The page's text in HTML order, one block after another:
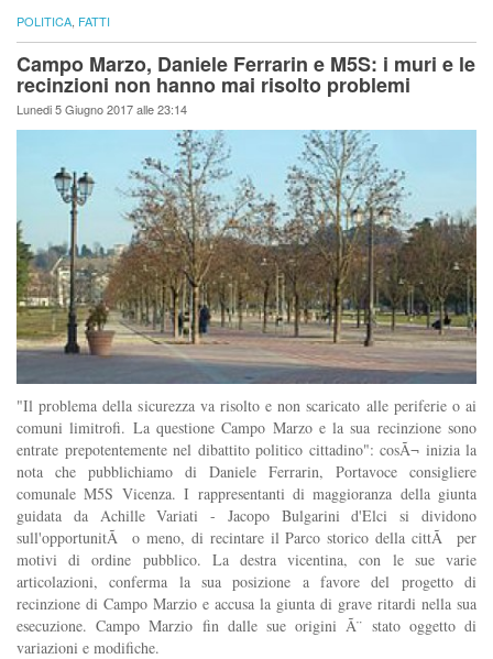
POLITICA FATTI
Campo Marzo, Daniele Ferrarin e M5S: i muri e le
recinzioni non hanno mai risolto problemi
Lunedi 5 Giugno 2017 alle 23:14
"Il problema della sicurezza va risolto e non scaricato alle periferie o ai
comuni limitrofi. La questione Campo Marzo e la sua recinzione sono
entrate prepotentemente nel dibattito politico cittadino": cosÃ¬ inizia la
nota che pubblichiamo di Daniele Ferrarin, Portavoce consigliere
comunale M5S Vicenza. I rappresentanti di maggioranza della giunta
guidata da Achille Variati - Jacopo Bulgarini d'Elci si dividono
sull'opportunitÃ o meno, di recintare il Parco storico della cittÃ per
motivi di ordine pubblico. La destra vicentina, con le sue varie
articolazioni, conferma la sua posizione a favore del progetto di
recinzione di Campo Marzio e accusa la giunta di grave ritardi nella sua
esecuzione. Campo Marzio fin dalle sue origini Ã¨ stato oggetto di
variazioni e modifiche.